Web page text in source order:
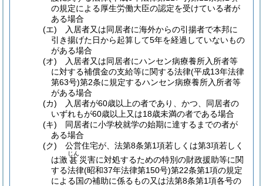
の規定による厚生労働大臣の認定を受けている者が
ある場合
(エ)
入居者又は同居者に海外からの引揚者で本邦に
引き揚げた日から起算して5年を経過していないもの
がある場合
(オ)
入居者又は同居者にハンセン病療養所入所者等
に対する補償金の支給等に関する法律(平成13年法律
第63号)第2条に規定するハンセン病療養所入所者等
がある場合
(カ)
入居者が60歳以上の者であり、かつ、同居者の
いずれもが60歳以上又は18歳未満の者である場合
(キ)
同居者に小学校就学の始期に達するまでの者が
ある場合
(ク)
公営住宅が、法第8条第1項若しくは第3項若しく
は激 甚
じん
災害に対処するための特別の財政援助等に関
する法律(昭和37年法律第150号)第22条第1項の規定
による国の補助に係るもの又は法第8条第1項各号の